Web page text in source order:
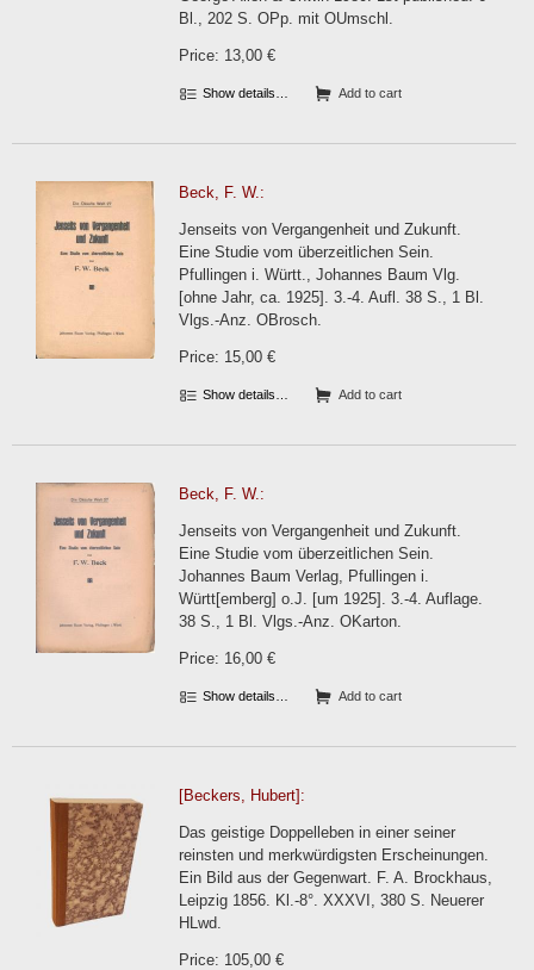
Bl., 202 S. OPp. mit OUmschl.
Price: 13,00 €
Show details… Add to cart
Beck, F. W.:
Jenseits von Vergangenheit und Zukunft.
Eine Studie vom überzeitlichen Sein.
Pfullingen i. Württ., Johannes Baum Vlg.
[ohne Jahr, ca. 1925]. 3.-4. Aufl. 38 S., 1 Bl.
Vlgs.-Anz. OBrosch.
Price: 15,00 €
Show details… Add to cart
Beck, F. W.:
Jenseits von Vergangenheit und Zukunft.
Eine Studie vom überzeitlichen Sein.
Johannes Baum Verlag, Pfullingen i.
Württ[emberg] o.J. [um 1925]. 3.-4. Auflage.
38 S., 1 Bl. Vlgs.-Anz. OKarton.
Price: 16,00 €
Show details… Add to cart
[Beckers, Hubert]:
Das geistige Doppelleben in einer seiner
reinsten und merkwürdigsten Erscheinungen.
Ein Bild aus der Gegenwart. F. A. Brockhaus,
Leipzig 1856. Kl.-8°. XXXVI, 380 S. Neuerer
HLwd.
Price: 105,00 €